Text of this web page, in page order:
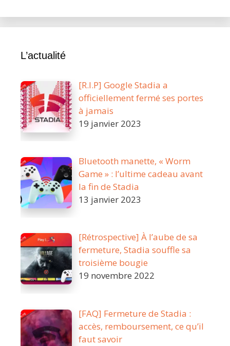
avec
World
Z
Fire
Commander
L’actualité
[R.I.P] Google Stadia a
officiellement fermé ses portes
à jamais
19 janvier 2023
Bluetooth manette, « Worm
Game » : l’ultime cadeau avant
la fin de Stadia
13 janvier 2023
[Rétrospective] À l’aube de sa
fermeture, Stadia souffle sa
troisième bougie
19 novembre 2022
[FAQ] Fermeture de Stadia :
accès, remboursement, ce qu’il
faut savoir